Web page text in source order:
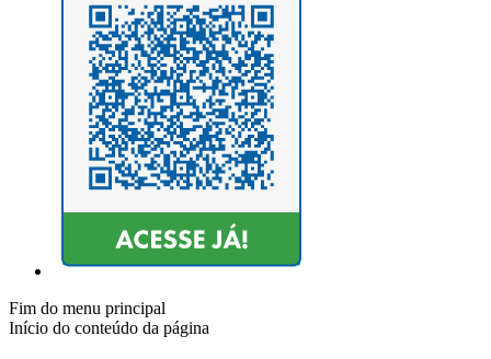
Fim do menu principal
Início do conteúdo da página